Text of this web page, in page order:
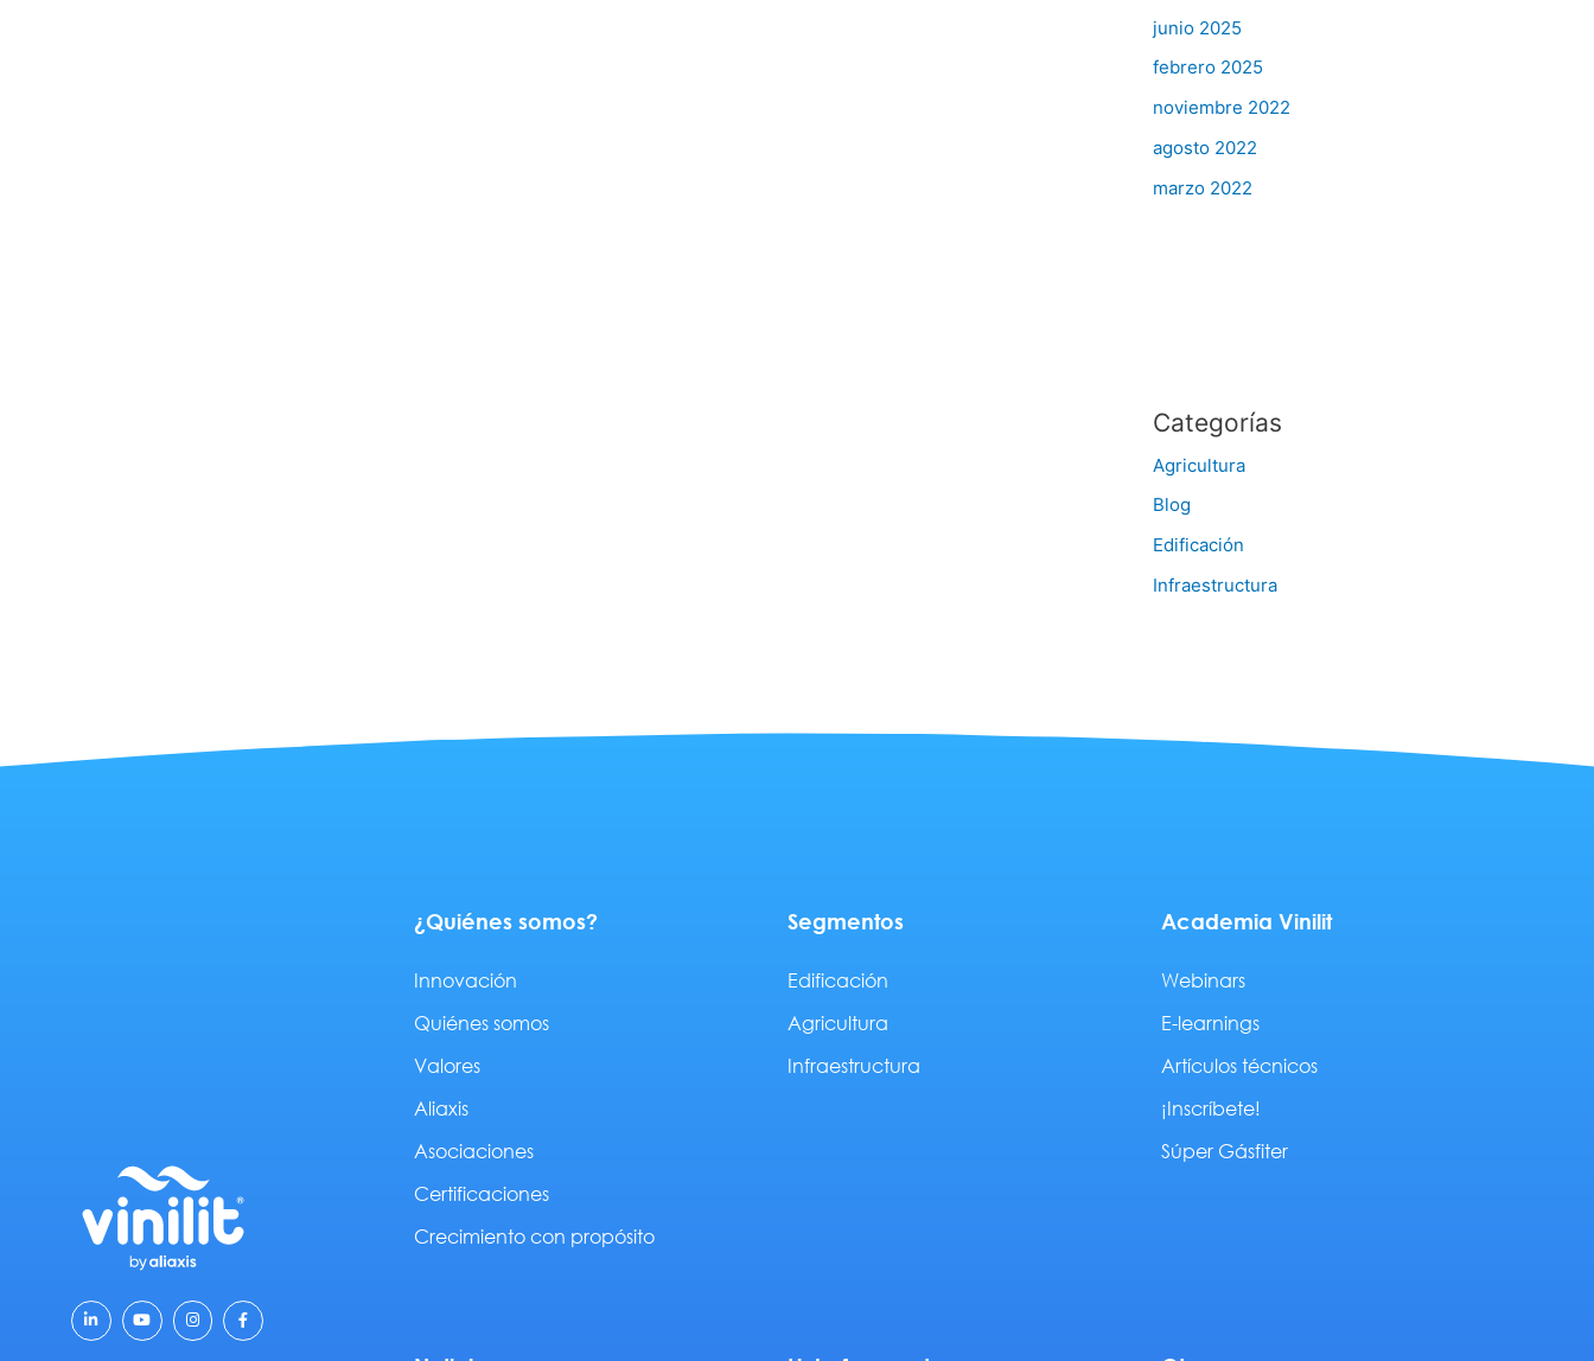
junio 2025
febrero 2025
noviembre 2022
agosto 2022
marzo 2022
Categorías
Agricultura
Blog
Edificación
Infraestructura
L
i
n
Y
o
u
I
n
s
F
a
c
¿Quiénes somos?
Innovación
Quiénes somos
Valores
Aliaxis
Asociaciones
Certificaciones
Crecimiento con propósito
Segmentos
Edificación
Agricultura
Infraestructura
Academia Vinilit
Webinars
E-learnings
Artículos técnicos
¡Inscríbete!
Súper Gásfiter